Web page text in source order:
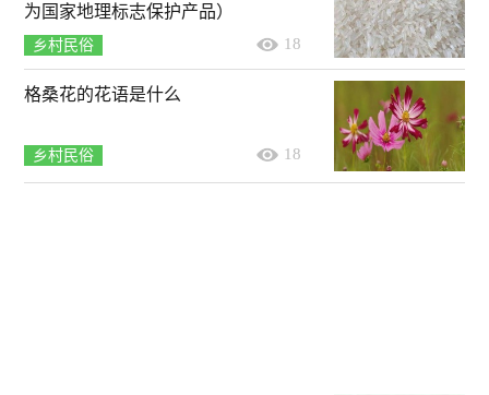
为国家地理标志保护产品）
乡村民俗 18
格桑花的花语是什么
乡村民俗 18